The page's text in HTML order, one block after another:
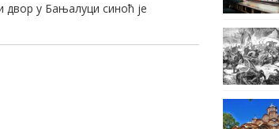
двор у Бањалуци синоћ је